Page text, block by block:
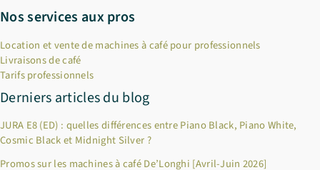
Nos services aux pros
Location et vente de machines à café pour professionnels
Livraisons de café
Tarifs professionnels
Derniers articles du blog
JURA E8 (ED) : quelles différences entre Piano Black, Piano White,
Cosmic Black et Midnight Silver ?
Promos sur les machines à café De’Longhi [Avril-Juin 2026]